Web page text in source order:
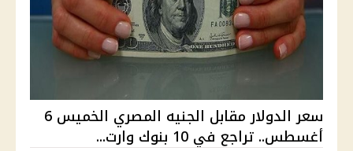
سعر الدولار مقابل الجنيه المصري الخميس 6
أغسطس.. تراجع في 10 بنوك وارت...